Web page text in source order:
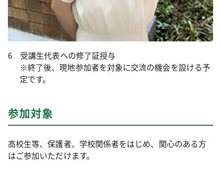
6 受講生代表への修了証授与
※終了後、現地参加者を対象に交流の機会を設ける予
定です。
参加対象
高校生等、保護者、学校関係者をはじめ、関心のある方
はご参加いただけます。